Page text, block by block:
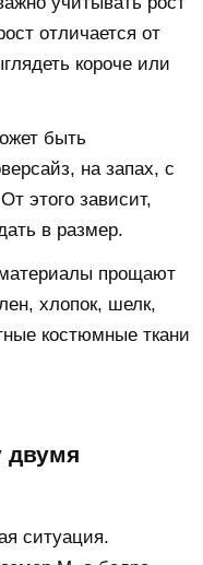
отличается от
короче или
быть
на запах, с
этого зависит,
в размер.
прощают
хлопок, шелк,
костюмные ткани
двумя
ситуация.